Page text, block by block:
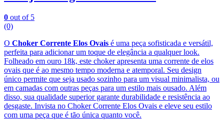
0 out of 5
(0)
O Choker Corrente Elos Ovais é uma peça sofisticada e versátil,
perfeita para adicionar um toque de elegância a qualquer look.
Folheado em ouro 18k, este choker apresenta uma corrente de elos
ovais que é ao mesmo tempo moderna e atemporal. Seu design
único permite que seja usado sozinho para um visual minimalista, ou
em camadas com outras peças para um estilo mais ousado. Além
disso, sua qualidade superior garante durabilidade e resistência ao
desgaste. Invista no Choker Corrente Elos Ovais e eleve seu estilo
com uma peça que é tão única quanto você.